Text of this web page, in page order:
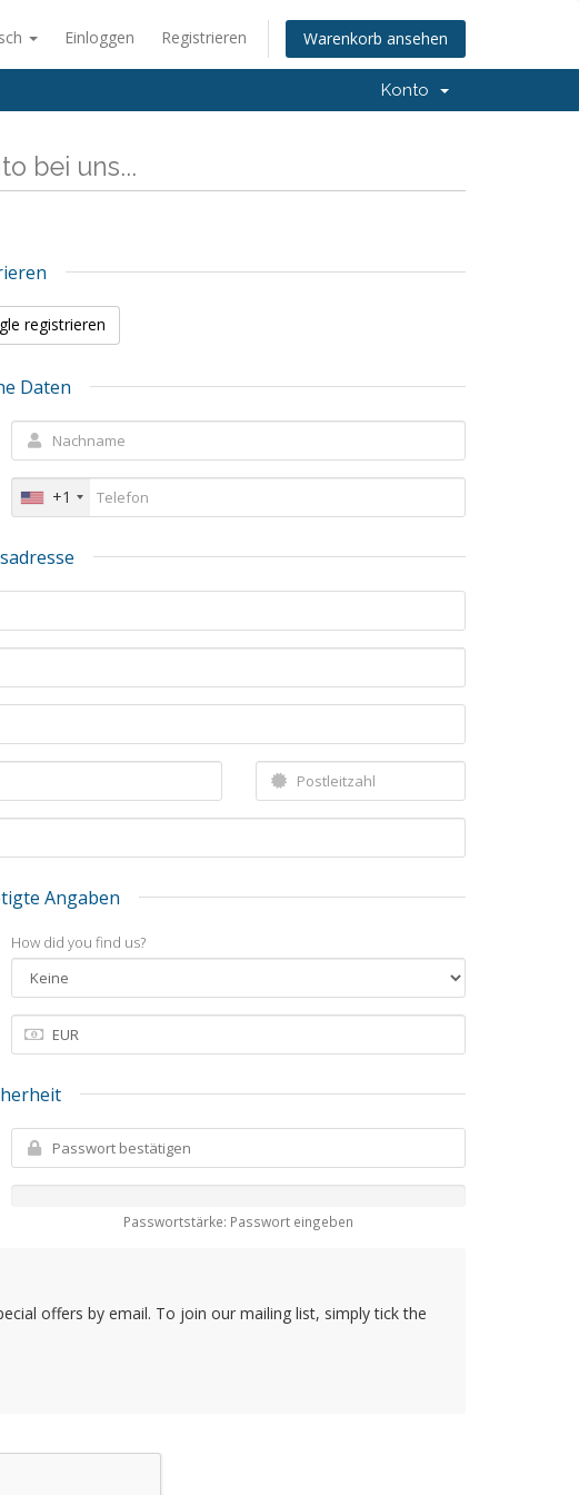
Einloggen Registrieren Warenkorb ansehen
Konto
bei uns...
registrieren
Daten
+1
Angaben
How did you find us?
Passwortstärke: Passwort eingeben
offers by email. To join our mailing list, simply tick the